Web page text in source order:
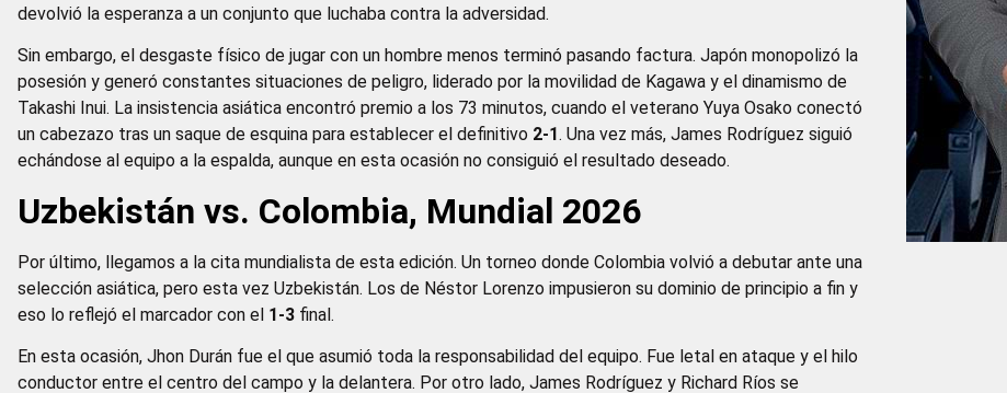
devolvió la esperanza a un conjunto que luchaba contra la adversidad.
Sin embargo, el desgaste físico de jugar con un hombre menos terminó pasando factura. Japón monopolizó la
posesión y generó constantes situaciones de peligro, liderado por la movilidad de Kagawa y el dinamismo de
Takashi Inui. La insistencia asiática encontró premio a los 73 minutos, cuando el veterano Yuya Osako conectó
un cabezazo tras un saque de esquina para establecer el definitivo 2-1. Una vez más, James Rodríguez siguió
echándose al equipo a la espalda, aunque en esta ocasión no consiguió el resultado deseado.
Uzbekistán vs. Colombia, Mundial 2026
Por último, llegamos a la cita mundialista de esta edición. Un torneo donde Colombia volvió a debutar ante una
selección asiática, pero esta vez Uzbekistán. Los de Néstor Lorenzo impusieron su dominio de principio a fin y
eso lo reflejó el marcador con el 1-3 final.
En esta ocasión, Jhon Durán fue el que asumió toda la responsabilidad del equipo. Fue letal en ataque y el hilo
conductor entre el centro del campo y la delantera. Por otro lado, James Rodríguez y Richard Ríos se